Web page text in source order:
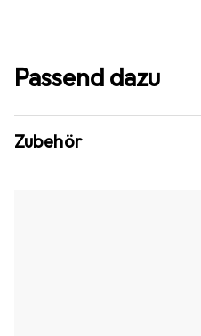
Passend dazu
Zubehör